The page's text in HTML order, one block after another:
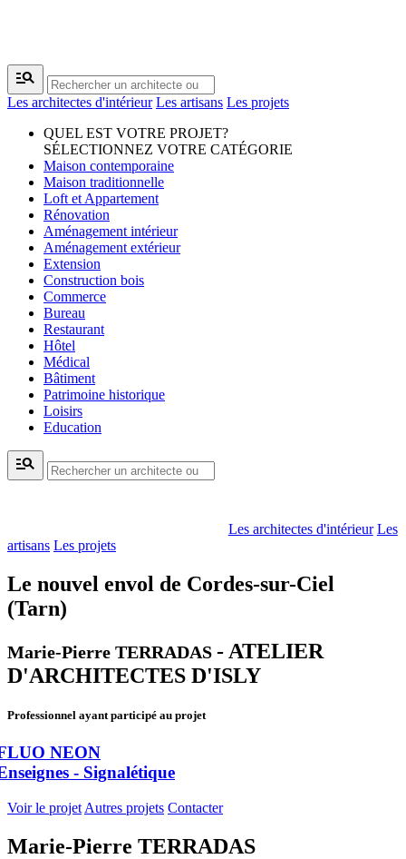
manage_search
Les architectes d'intérieur Les artisans Les projets
QUEL EST VOTRE PROJET?
SÉLECTIONNEZ VOTRE CATÉGORIE
Maison contemporaine
Maison traditionnelle
Loft et Appartement
Rénovation
Aménagement intérieur
Aménagement extérieur
Extension
Construction bois
Commerce
Bureau
Restaurant
Hôtel
Médical
Bâtiment
Patrimoine historique
Loisirs
Education
manage_search
Les architectes d'intérieur Les
artisans Les projets
Le nouvel envol de Cordes-sur-Ciel
(Tarn)
Marie-Pierre TERRADAS - ATELIER
D'ARCHITECTES D'ISLY
Professionnel ayant participé au projet
NEON
- Signalétique
Voir le projet Autres projets Contacter
Marie-Pierre TERRADAS